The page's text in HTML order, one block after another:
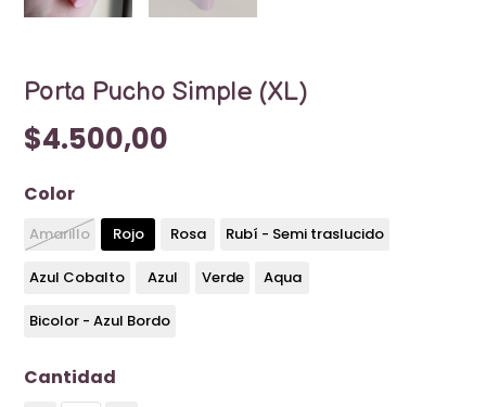
Porta Pucho Simple (XL)
$4.500,00
Color
Amarillo Rojo Rosa Rubí - Semi traslucido
Azul Cobalto Azul Verde Aqua
Bicolor - Azul Bordo
Cantidad